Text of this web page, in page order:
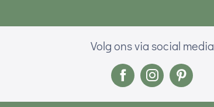
Volg ons via social media